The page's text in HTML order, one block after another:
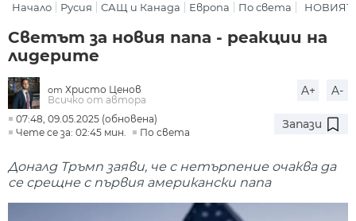
Начало Русия САЩ и Канада Европа По света НОВИЯТ
Светът за новия папа - реакции на
лидерите
от Христо Ценов
Всичко от автора
A+ A-
07:48, 09.05.2025 (обновена)
Чете се за: 02:45 мин.
По света
Запази
Доналд Тръмп заяви, че с нетърпение очаква да
се срещне с първия американски папа